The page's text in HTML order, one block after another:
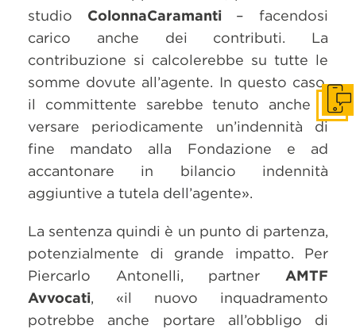
studio ColonnaCaramanti– facendosi
carico anche dei contributi. La
contribuzione si calcolerebbe su tutte le
somme dovute all’agente. In questo caso,
il committente sarebbe tenuto anche a
versare periodicamente un’indennità di
fine mandato alla Fondazione e ad
accantonare in bilancio indennità
aggiuntive a tutela dell’agente».
La sentenza quindi è un punto di partenza,
potenzialmente di grande impatto. Per
Piercarlo Antonelli, partner AMTF
Avvocati, «il nuovo inquadramento
potrebbe anche portare all’obbligo di
Get